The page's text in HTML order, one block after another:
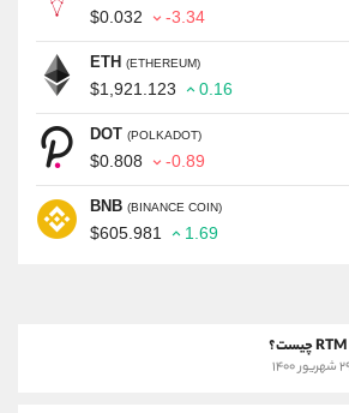
$0.032 -3.34
ETH (ETHEREUM)
$1,921.123 0.16
DOT (POLKADOT)
$0.808 -0.89
BNB (BINANCE COIN)
$605.981 1.69